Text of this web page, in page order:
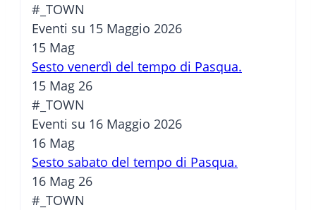
#_TOWN
Eventi su 15 Maggio 2026
15 Mag
Sesto venerdì del tempo di Pasqua.
15 Mag 26
#_TOWN
Eventi su 16 Maggio 2026
16 Mag
Sesto sabato del tempo di Pasqua.
16 Mag 26
#_TOWN